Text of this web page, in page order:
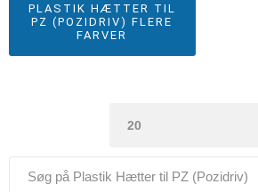
PLASTIK HÆTTER TIL
PZ (POZIDRIV) FLERE
FARVER